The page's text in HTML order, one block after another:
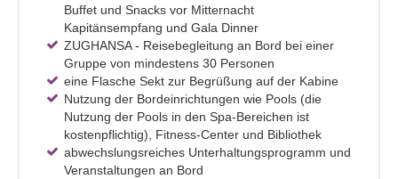
Buffet und Snacks vor Mitternacht
Kapitänsempfang und Gala Dinner
ZUGHANSA - Reisebegleitung an Bord bei einer
Gruppe von mindestens 30 Personen
eine Flasche Sekt zur Begrüßung auf der Kabine
Nutzung der Bordeinrichtungen wie Pools (die
Nutzung der Pools in den Spa-Bereichen ist
kostenpflichtig), Fitness-Center und Bibliothek
abwechslungsreiches Unterhaltungsprogramm und
Veranstaltungen an Bord